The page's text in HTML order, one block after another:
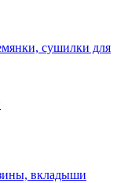
сушилки для
вкладыши